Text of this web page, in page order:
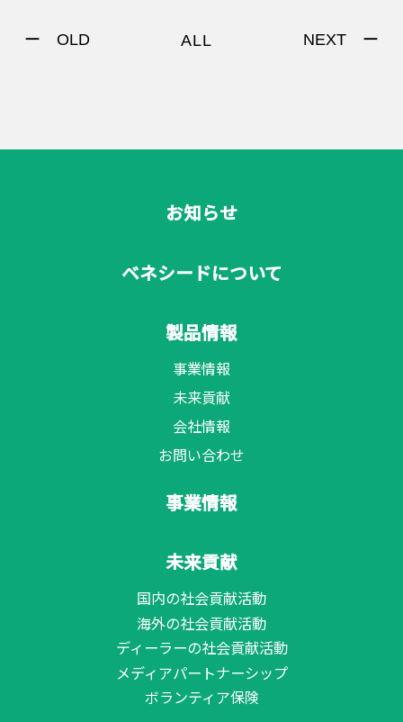
ー OLD ALL NEXT ー
お知らせ
ベネシードについて
製品情報
事業情報
未来貢献
会社情報
お問い合わせ
事業情報
未来貢献
国内の社会貢献活動
海外の社会貢献活動
ディーラーの社会貢献活動
メディアパートナーシップ
ボランティア保険